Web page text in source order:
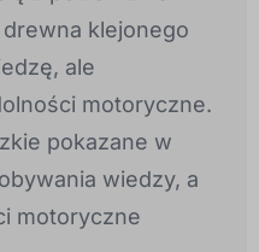
drewna klejonego
ale
motoryczne.
pokazane w
wiedzy, a
motoryczne